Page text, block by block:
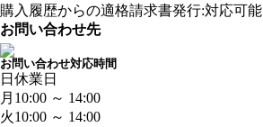
購入履歴からの適格請求書発行:対応可能
お問い合わせ先
お問い合わせ対応時間
日 休業日
月 10:00 ～ 14:00
火10:00 ～ 14:00